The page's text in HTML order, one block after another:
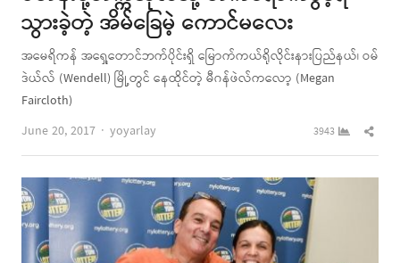
သွားခဲ့တဲ့ အိမ်ခြေမဲ့ ကောင်မလေး
အမေရိကန် အရှေ့တောင်ဘက်ပိုင်းရှိ မြောက်ကယ်ရိုလိုင်းနားပြည်နယ်၊ ဝမ်
ဒဲယ်လ် (Wendell) မြို့တွင် နေထိုင်တဲ့ မီဂန်ဖဲလ်ကလော့ (Megan
Faircloth)
June 20, 2017
Author
yoyarlay 3943